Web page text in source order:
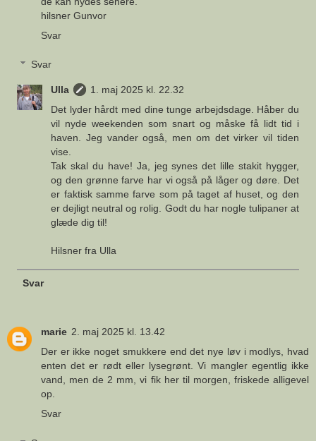
hilsner Gunvor
Svar
Svar
Ulla
1. maj 2025 kl. 22.32
Det lyder hårdt med dine tunge arbejdsdage. Håber du
vil nyde weekenden som snart og måske få lidt tid i
haven. Jeg vander også, men om det virker vil tiden
vise.
Tak skal du have! Ja, jeg synes det lille stakit hygger,
og den grønne farve har vi også på låger og døre. Det
er faktisk samme farve som på taget af huset, og den
er dejligt neutral og rolig. Godt du har nogle tulipaner at
glæde dig til!
Hilsner fra Ulla
Svar
marie 2. maj 2025 kl. 13.42
Der er ikke noget smukkere end det nye løv i modlys, hvad
enten det er rødt eller lysegrønt. Vi mangler egentlig ikke
vand, men de 2 mm, vi fik her til morgen, friskede alligevel
op.
Svar